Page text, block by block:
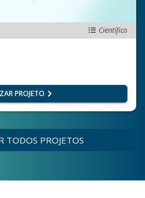
Científico
PROJETO
TODOS PROJETOS